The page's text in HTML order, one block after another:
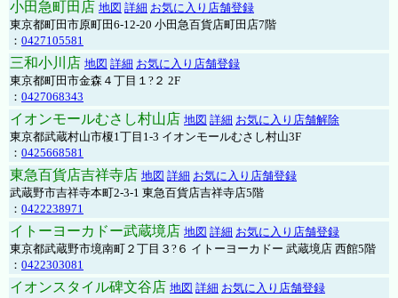
小田急町田店 地図 詳細 お気に入り店舗登録
東京都町田市原町田6-12-20 小田急百貨店町田店7階
： 0427105581
三和小川店 地図 詳細 お気に入り店舗登録
東京都町田市金森４丁目１?２ 2F
： 0427068343
イオンモールむさし村山店 地図 詳細 お気に入り店舗解除
東京都武蔵村山市榎1丁目1-3 イオンモールむさし村山3F
： 0425668581
東急百貨店吉祥寺店 地図 詳細 お気に入り店舗登録
武蔵野市吉祥寺本町2-3-1 東急百貨店吉祥寺店5階
： 0422238971
イトーヨーカドー武蔵境店 地図 詳細 お気に入り店舗登録
東京都武蔵野市境南町２丁目３?６ イトーヨーカドー 武蔵境店 西館5階
： 0422303081
イオンスタイル碑文谷店 地図 詳細 お気に入り店舗登録